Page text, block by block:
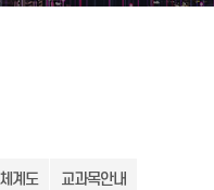
계도 교과목안내